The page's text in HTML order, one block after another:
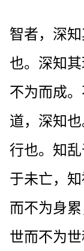
智者，深
也。深知其
不为而成
道，深知
行也。知
于未亡，
而不为身
世而不为